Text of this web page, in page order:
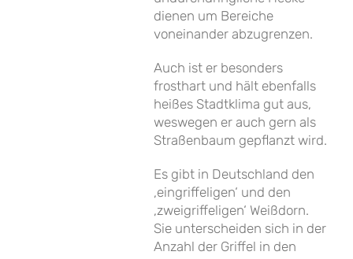
dienen um Bereiche
voneinander abzugrenzen.
Auch ist er besonders
frosthart und hält ebenfalls
heißes Stadtklima gut aus,
weswegen er auch gern als
Straßenbaum gepflanzt wird.
Es gibt in Deutschland den
‚eingriffeligen‘ und den
‚zweigriffeligen‘ Weißdorn.
Sie unterscheiden sich in der
Anzahl der Griffel in den